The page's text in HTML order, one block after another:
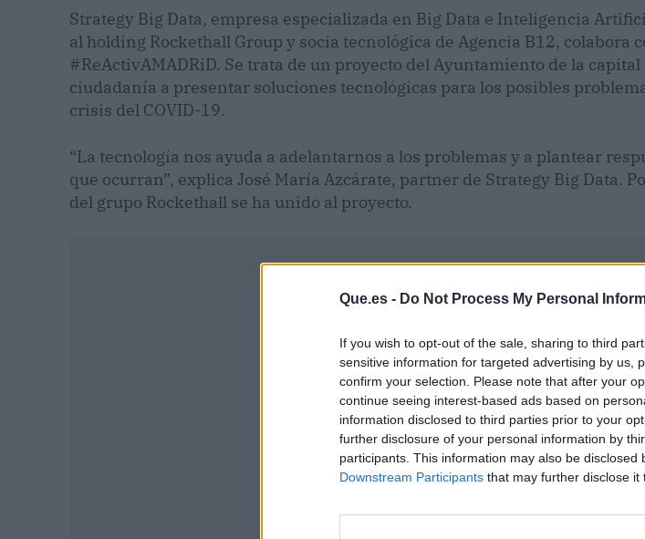
Que.es - Do Not Process My Personal
If you wish to opt-out of the sale, sharing to third
sensitive information for targeted advertising by us,
confirm your selection. Please note that after your
continue seeing interest-based ads based on
information disclosed to third parties prior to your
further disclosure of your personal information by
participants. This information may also be disclosed
Downstream Participants that may further disclose it
Strategy Big Data, empresa especializada en Big Data e Inteligencia
al holding Rockethall Group y socia tecnológica de Agencia B12, colabora
#ReActivAMADRiD. Se trata de un proyecto del Ayuntamiento de la capital
ciudadanía a presentar soluciones tecnológicas para los posibles
crisis del COVID-19.
“La tecnología nos ayuda a adelantarnos a los problemas y a plantear
que ocurran”, explica José María Azcárate, partner de Strategy Big Data.
del grupo Rockethall se ha unido al proyecto.
Publicidad